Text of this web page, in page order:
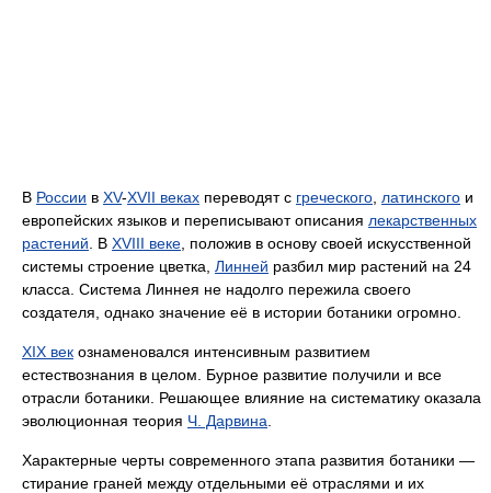
В России в XV-XVII веках переводят с греческого латинского и
европейских языков и переписывают описания лекарственных
растений . В XVIII веке , положив в основу своей искусственной
системы строение цветка, Линней разбил мир растений на 24
класса. Система Линнея не надолго пережила своего
создателя, однако значение её в истории ботаники огромно.
XIX век ознаменовался интенсивным развитием
естествознания в целом. Бурное развитие получили и все
отрасли ботаники. Решающее влияние на систематику оказала
эволюционная теория Ч. Дарвина
Характерные черты современного этапа развития ботаники —
стирание граней между отдельными её отраслями и их